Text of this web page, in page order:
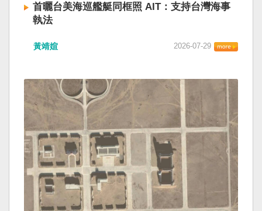
首曬台美海巡艦艇同框照 AIT：支持台灣海事
執法
黃靖媗 2026-07-29